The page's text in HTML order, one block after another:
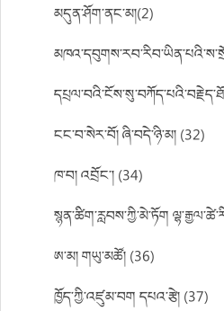
མདུན་ཤོག་ནང་མ།(2)
ངང་བ་སེར་བོ། ཞི་བདེ་ཉི་མ། (32)
ཁ་བ། འབྲོང་། (34)
སྙན་ཚིག་རླབས་ཀྱི་མེ་ཏོག
ཨ་མ། གཡུ་མཚོ། (36)
ཁྱོད་ཀྱི་འཛུམ་བག དཔའ་རྩེ། (37)